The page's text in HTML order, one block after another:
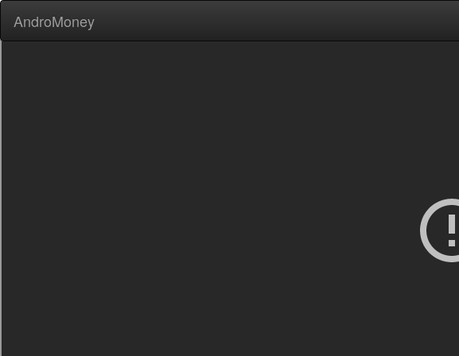
AndroMoney